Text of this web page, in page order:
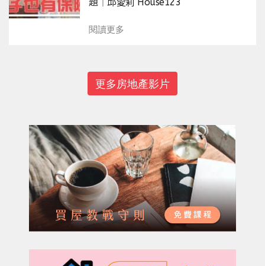
閱讀更多
更多房地產影片